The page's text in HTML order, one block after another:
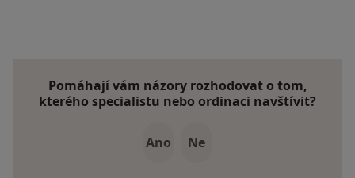
Pomáhají vám názory rozhodovat o tom,
kterého specialistu nebo ordinaci navštívit?
Ano Ne